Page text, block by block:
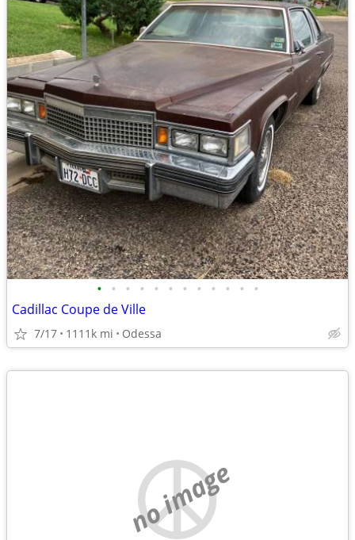
• • • • • • • • • • • •
Cadillac Coupe de Ville
7/17 1111k mi Odessa
no image